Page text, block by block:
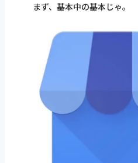
まず、基本中の基本じゃ。